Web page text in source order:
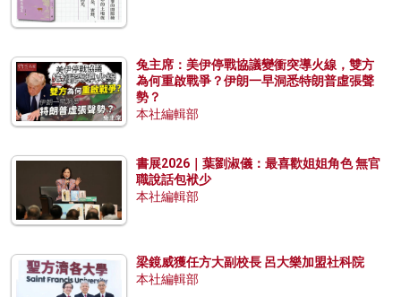
兔主席：美伊停戰協議變衝突導火線，雙方
為何重啟戰爭？伊朗一早洞悉特朗普虛張聲
勢？
本社編輯部
書展2026｜葉劉淑儀：最喜歡姐姐角色 無官
職說話包袱少
本社編輯部
梁鏡威獲任方大副校長 呂大樂加盟社科院
本社編輯部